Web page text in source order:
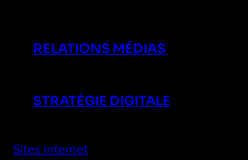
RELATIONS MÉDIAS
STRATÉGIE DIGITALE
Sites internet